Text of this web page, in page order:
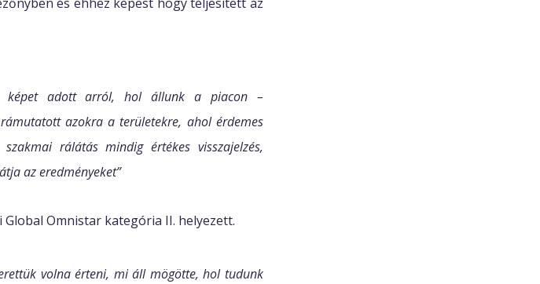
képet adott arról, hol állunk a piacon –
azokra a területekre, ahol érdemes
rálátás mindig értékes visszajelzés,
az eredményeket”
Global Omnistar kategória II. helyezett.
volna érteni, mi áll mögötte, hol tudunk